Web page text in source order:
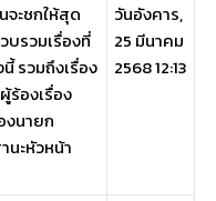
จะชกให้สุด
บรวมเรื่องที่
รวมถึงเรื่อง
ร้องเรื่อง
นายก
นะหัวหน้า
วันอังคาร,
25 มีนาคม
2568 12:13